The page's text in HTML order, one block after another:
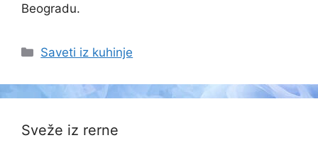
Beogradu.
Categories
Saveti iz kuhinje
Sveže iz rerne